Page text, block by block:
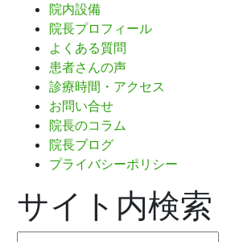
院内設備
院長プロフィール
よくある質問
患者さんの声
診療時間・アクセス
お問い合せ
院長のコラム
院長ブログ
プライバシーポリシー
サイト内検索